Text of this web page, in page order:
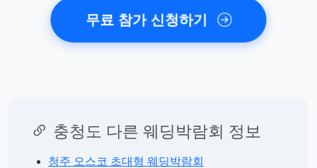
무료 참가 신청하기
충청도 다른 웨딩박람회 정보
청주 오스코 초대형 웨딩박람회